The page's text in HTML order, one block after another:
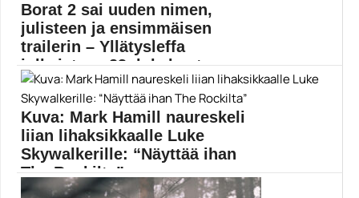
Borat 2 sai uuden nimen,
julisteen ja ensimmäisen
trailerin – Yllätysleffa
julkaistaan 23. lokakuuta
Amazon Prime Video on julkaissut ensimmäisen
virallisen trailerin...
Borat
Kuva: Mark Hamill naureskeli
liian lihaksikkaalle Luke
Skywalkerille: “Näyttää ihan
The Rockilta”